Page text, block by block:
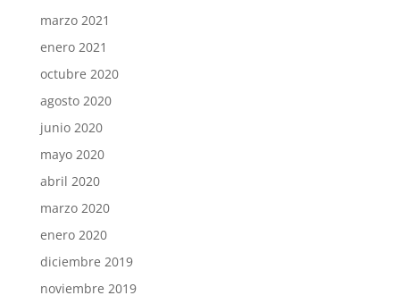
marzo 2021
enero 2021
octubre 2020
agosto 2020
junio 2020
mayo 2020
abril 2020
marzo 2020
enero 2020
diciembre 2019
noviembre 2019